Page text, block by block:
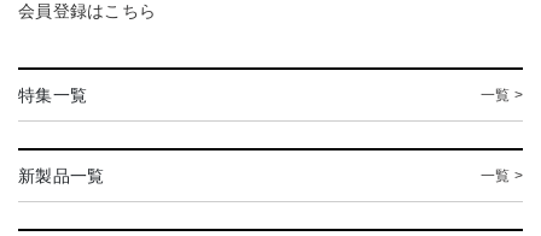
会員登録はこちら
特集一覧 一覧 >
新製品一覧 一覧 >